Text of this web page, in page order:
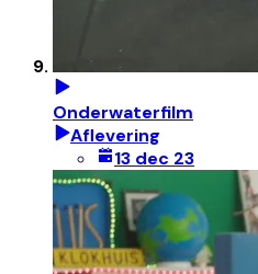
Onderwaterfilm
Aflevering
13 dec 23